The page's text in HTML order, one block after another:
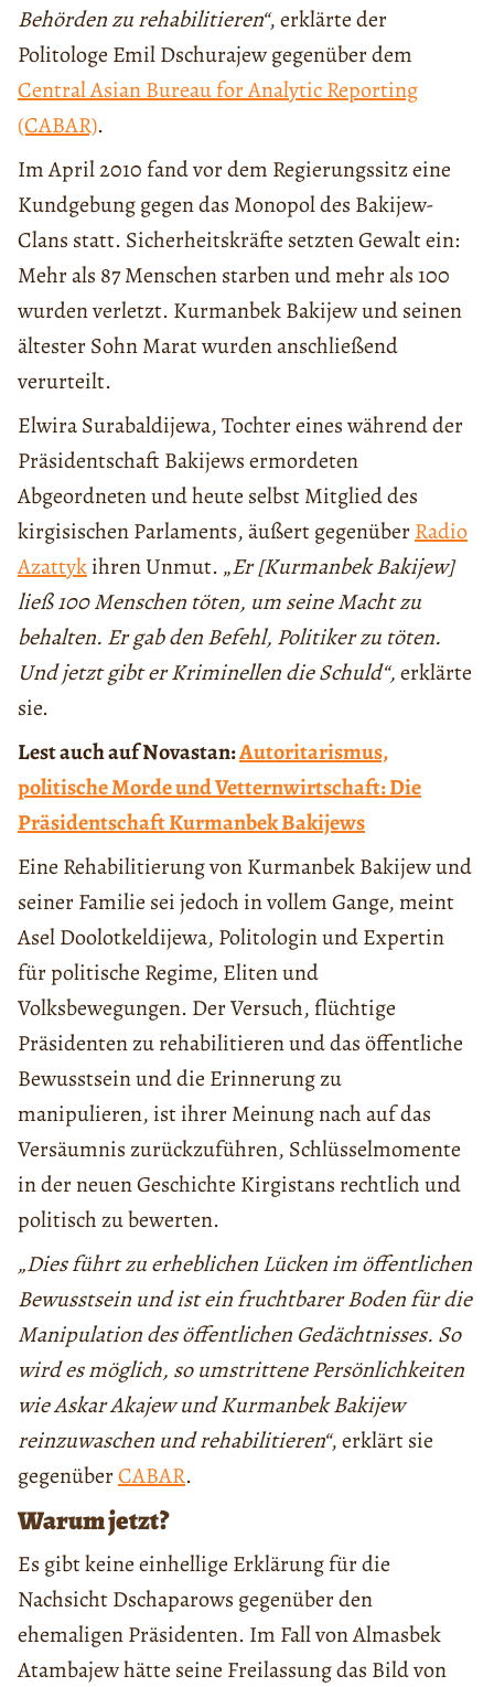
Behörden zu rehabilitieren“, erklärte der
Politologe Emil Dschurajew gegenüber dem
Central Asian Bureau for Analytic Reporting
(CABAR).
Im April 2010 fand vor dem Regierungssitz eine
Kundgebung gegen das Monopol des Bakijew-
Clans statt. Sicherheitskräfte setzten Gewalt ein:
Mehr als 87 Menschen starben und mehr als 100
wurden verletzt. Kurmanbek Bakijew und seinen
ältester Sohn Marat wurden anschließend
verurteilt.
Elwira Surabaldijewa, Tochter eines während der
Präsidentschaft Bakijews ermordeten
Abgeordneten und heute selbst Mitglied des
kirgisischen Parlaments, äußert gegenüberRadio
Azattykihren Unmut. „Er [Kurmanbek Bakijew]
ließ 100 Menschen töten, um seine Macht zu
behalten. Er gab den Befehl, Politiker zu töten.
Und jetzt gibt er Kriminellen die Schuld“,erklärte
sie.
Lest auch auf Novastan:Autoritarismus,
politische Morde und Vetternwirtschaft: Die
Präsidentschaft Kurmanbek Bakijews
Eine Rehabilitierung von Kurmanbek Bakijew und
seiner Familie sei jedoch in vollem Gange, meint
Asel Doolotkeldijewa, Politologin und Expertin
für politische Regime, Eliten und
Volksbewegungen. Der Versuch, flüchtige
Präsidenten zu rehabilitieren und das öffentliche
Bewusstsein und die Erinnerung zu
manipulieren, ist ihrer Meinung nach auf das
Versäumnis zurückzuführen, Schlüsselmomente
in der neuen Geschichte Kirgistans rechtlich und
politisch zu bewerten.
„Dies führt zu erheblichen Lücken im öffentlichen
Bewusstsein und ist ein fruchtbarer Boden für die
Manipulation des öffentlichen Gedächtnisses. So
wird es möglich, so umstrittene Persönlichkeiten
wie Askar Akajew und Kurmanbek Bakijew
reinzuwaschen und rehabilitieren“, erklärt sie
gegenüberCABAR.
Warum jetzt?
Es gibt keine einhellige Erklärung für die
Nachsicht Dschaparows gegenüber den
ehemaligen Präsidenten. Im Fall von Almasbek
Atambajew hätte seine Freilassung das Bild von